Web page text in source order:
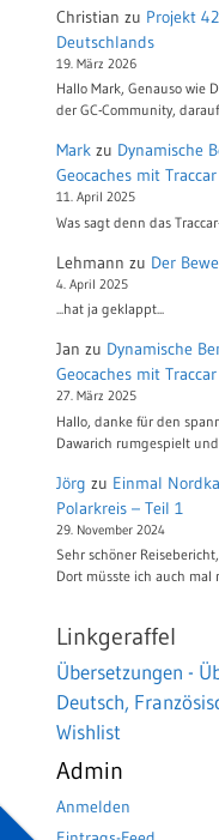
Christian zu Projekt
Deutschlands
19. März 2026
Hallo Mark, Genauso wie
der GC-Community,
Mark zu Dynamische
Geocaches mit
11. April 2025
Was sagt denn das
Lehmann zu Der
4. April 2025
...hat ja geklappt...
Jan zu Dynamische
Geocaches mit
27. März 2025
Hallo, danke für den
Dawarich rumgespielt
Jörg zu Einmal
Polarkreis – Teil 1
29. November 2024
Sehr schöner
Dort müsste ich auch mal
Linkgeraffel
Übersetzungen -
Deutsch,
Wishlist
Admin
Anmelden